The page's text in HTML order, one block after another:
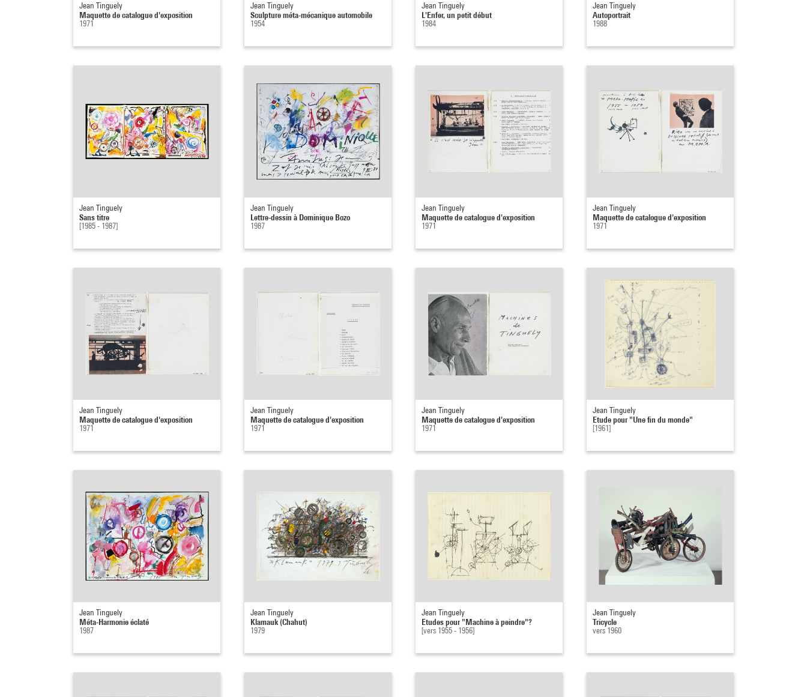
Jean Tinguely
Maquette de catalogue d'exposition
1971
Jean Tinguely
Sculpture méta-mécanique automobile
1954
Jean Tinguely
L'Enfer, un petit début
1984
Jean Tinguely
Autoportrait
1988
Jean Tinguely
Sans titre
[1985 - 1987]
Jean Tinguely
Lettre-dessin à Dominique Bozo
1987
Jean Tinguely
Maquette de catalogue d'exposition
1971
Jean Tinguely
Maquette de catalogue d'exposition
1971
Jean Tinguely
Maquette de catalogue d'exposition
1971
Jean Tinguely
Maquette de catalogue d'exposition
1971
Jean Tinguely
Maquette de catalogue d'exposition
1971
Jean Tinguely
Etude pour "Une fin du monde"
[1961]
Jean Tinguely
Méta-Harmonie éclaté
1987
Jean Tinguely
Klamauk (Chahut)
1979
Jean Tinguely
Etudes pour "Machine à peindre"?
[vers 1955 - 1956]
Jean Tinguely
Tricycle
vers 1960